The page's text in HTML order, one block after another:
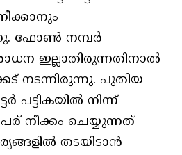
ഫോൺ നമ്പർ
ഇല്ലാതിരുന്നതിനാൽ
നടന്നിരുന്നു. പുതിയ
പട്ടികയിൽ നിന്ന്
നീക്കം ചെയ്യുന്നത്
തടയിടാൻ